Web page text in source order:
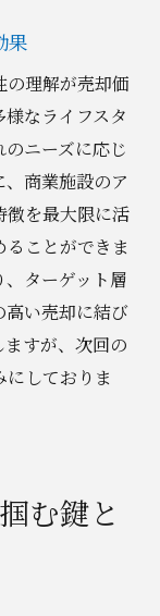
果
の理解が売却価
なライフスタ
ニーズに応じ
商業施設のア
徴を最大限に活
ことができま
ターゲット層
高い売却に結び
すが、次回の
にしておりま
む鍵と